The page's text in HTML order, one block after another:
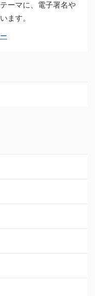
ーマに、電子署名や
ます。